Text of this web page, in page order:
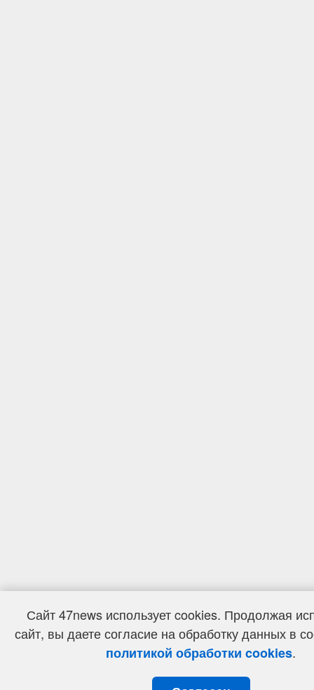
Сайт 47news использует cookies. Продолжая
сайт, вы даете согласие на обработку данных в
политикой обработки cookies.